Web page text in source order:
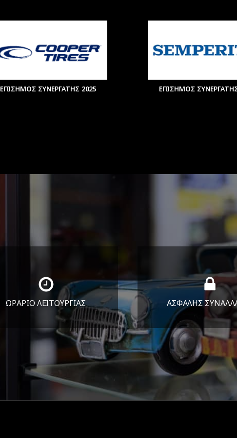
ΕΠΙΣΗΜΟΣ ΣΥΝΕΡΓΑΤΗΣ 2025 ΕΠΙΣΗΜΟΣ
ΩΡΑΡΙΟ ΛΕΙΤΟΥΡΓΙΑΣ
ΔΕΥ-ΠΑΡ 8:30-17:30
ΑΣΦΑΛΗΣ
Εγγυόμαστε την
των συναλλαγών